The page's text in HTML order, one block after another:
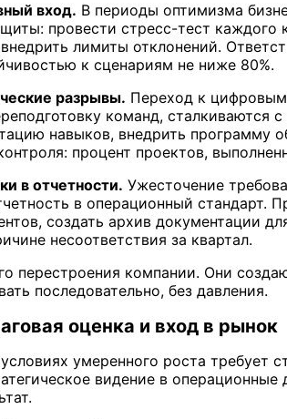
вход. В периоды оптимизма
провести стресс-тест каждого
лимиты отклонений.
к сценариям не ниже 80%.
разрывы. Переход к
команд, сталкиваются
навыков, внедрить программу
процент проектов,
в отчетности. Ужесточение
в операционный стандарт.
создать архив документации
несоответствия за квартал.
перестроения компании. Они
последовательно, без давления.
оценка и вход в рынок
умеренного роста требует
видение в